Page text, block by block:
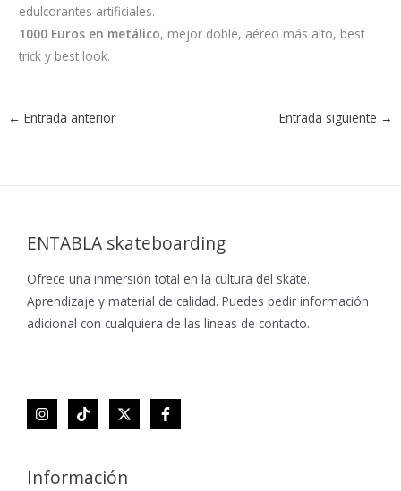
edulcorantes artificiales.
1000 Euros en metálico, mejor doble, aéreo más alto, best
trick y best look.
← Entrada anterior Entrada siguiente →
ENTABLA skateboarding
Ofrece una inmersión total en la cultura del skate.
Aprendizaje y material de calidad. Puedes pedir información
adicional con cualquiera de las lineas de contacto.
Información